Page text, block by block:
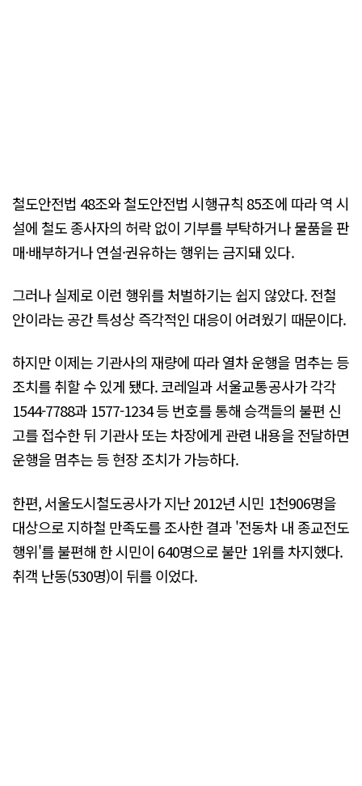
철도안전법 48조와 철도안전법 시행규칙 85조에 따라 역 시
설에 철도 종사자의 허락 없이 기부를 부탁하거나 물품을 판
매·배부하거나 연설·권유하는 행위는 금지돼 있다.
그러나 실제로 이런 행위를 처벌하기는 쉽지 않았다. 전철
안이라는 공간 특성상 즉각적인 대응이 어려웠기 때문이다.
하지만 이제는 기관사의 재량에 따라 열차 운행을 멈추는 등
조치를 취할 수 있게 됐다. 코레일과 서울교통공사가 각각
1544-7788과 1577-1234 등 번호를 통해 승객들의 불편 신
고를 접수한 뒤 기관사 또는 차장에게 관련 내용을 전달하면
운행을 멈추는 등 현장 조치가 가능하다.
한편, 서울도시철도공사가 지난 2012년 시민 1천906명을
대상으로 지하철 만족도를 조사한 결과 '전동차 내 종교전도
행위'를 불편해 한 시민이 640명으로 불만 1위를 차지했다.
취객 난동(530명)이 뒤를 이었다.